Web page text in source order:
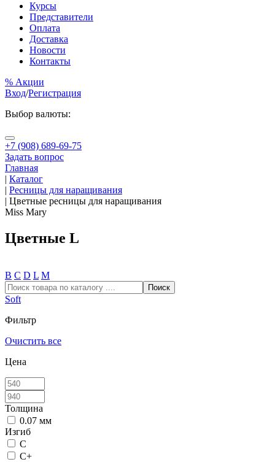
Курсы
Представители
Оплата
Доставка
Новости
Контакты
% Акции
Вход/Регистрация
Выбор валюты:
+7 (908) 689-69-75
Задать вопрос
Главная
| Каталог
| Ресницы для наращивания
| Цветные ресницы для наращивания
Miss Mary
Цветные L
В С D L М
Soft
Фильтр
Очистить все
Цена
Толщина
0.07 мм
Изгиб
C
C+